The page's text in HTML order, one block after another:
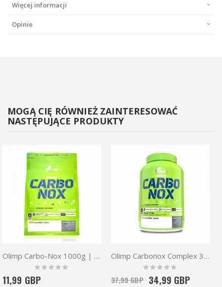
Więcej informacji
Opinie
MOGĄ CIĘ RÓWNIEŻ ZAINTERESOWAĆ
NASTĘPUJĄCE PRODUKTY
Olimp Carbo-Nox 1000g | Carbohydrates Complex
Rating:
0%
11,99 GBP
Olimp Carbonox Complex 3500g
Rating:
0%
34,99 GBP
37,99 GBP